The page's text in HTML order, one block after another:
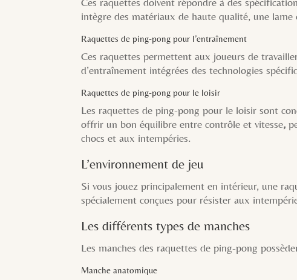
intègre des matériaux de haute qualité, une
Raquettes de ping-pong pour l’entraînement
Ces raquettes permettent aux joueurs de
d’entraînement intégrées des technologies
Raquettes de ping-pong pour le loisir
Les raquettes de ping-pong pour le loisir sont
offrir un bon équilibre entre contrôle et vitesse,
chocs et aux intempéries.
L’environnement de jeu
Si vous jouez principalement en intérieur, une
spécialement conçues pour résister aux
Les différents types de manches
Les manches des raquettes de ping-pong
Manche anatomique